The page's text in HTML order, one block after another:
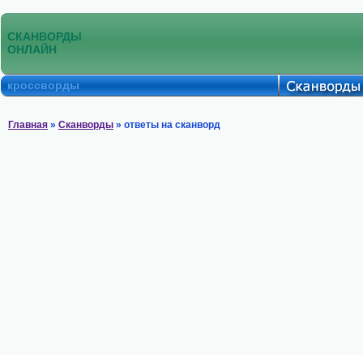
СКАНВОРДЫ
ОНЛАЙН
кроссворды
Главная » Сканворды » ответы на сканворд